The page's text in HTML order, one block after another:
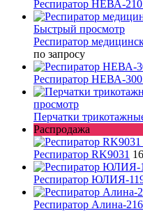
Респиратор НЕВА-
Быстрый просмотр
Респиратор
по запросу
Респиратор НЕВА-
просмотр
Перчатки
Распродажа
Респиратор RK9031
Респиратор ЮЛИЯ-
Респиратор Алина-216